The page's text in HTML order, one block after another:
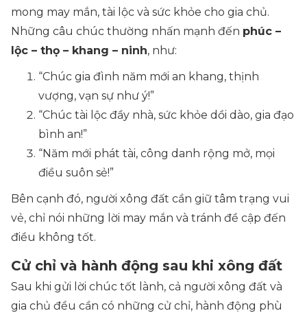
mong may mắn, tài lộc và sức khỏe cho gia chủ.
Những câu chúc thường nhấn mạnh đến phúc –
lộc – thọ – khang – ninh, như:
“Chúc gia đình năm mới an khang, thịnh
vượng, vạn sự như ý!”
“Chúc tài lộc đầy nhà, sức khỏe dồi dào, gia đạo
bình an!”
“Năm mới phát tài, công danh rộng mở, mọi
điều suôn sẻ!”
Bên cạnh đó, người xông đất cần giữ tâm trạng vui
vẻ, chỉ nói những lời may mắn và tránh đề cập đến
điều không tốt.
Cử chỉ và hành động sau khi xông đất
Sau khi gửi lời chúc tốt lành, cả người xông đất và
gia chủ đều cần có những cử chỉ, hành động phù